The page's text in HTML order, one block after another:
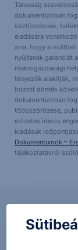
Társaság
dokumentumban
ösztönzésnek,
eladására
arra, hogy a
nyújtanak garanciát
makrogazdasági
tényezők alakítják,
hozott döntés
dokumentumban
többszörözése,
előzetes írásos
kiadásuk
Dokumentumok –
tájékoztatásról szóló